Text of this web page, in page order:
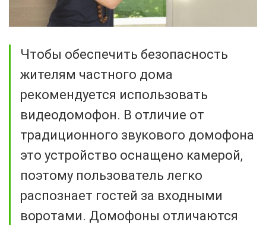
Чтобы обеспечить безопасность
жителям частного дома
рекомендуется использовать
видеодомофон. В отличие от
традиционного звукового домофона
это устройство оснащено камерой,
поэтому пользователь легко
распознает гостей за входными
воротами. Домофоны отличаются